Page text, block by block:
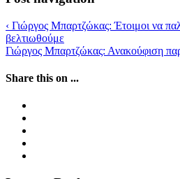
‹ Γιώργος Μπαρτζώκας: Έτοιμοι να
βελτιωθούμε
Γιώργος Μπαρτζώκας: Ανακούφιση
Share this on ...